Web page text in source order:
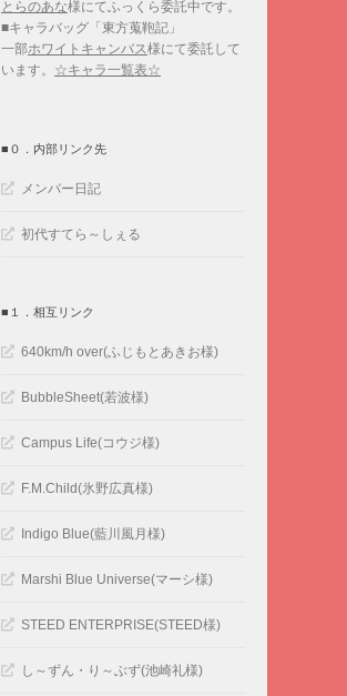
とらのあな様にてふっくら委託中です。
■キャラバッグ「東方蒐鞄記」
一部ホワイトキャンバス様にて委託して
います。 ☆キャラ一覧表☆
■０．内部リンク先
メンバー日記
初代すてら～しぇる
■１．相互リンク
640km/h over(ふじもとあきお様)
BubbleSheet(若波様)
Campus Life(コウジ様)
F.M.Child(氷野広真様)
Indigo Blue(藍川風月様)
Marshi Blue Universe(マーシ様)
STEED ENTERPRISE(STEED様)
し～ずん・り～ぶず(池崎礼様)